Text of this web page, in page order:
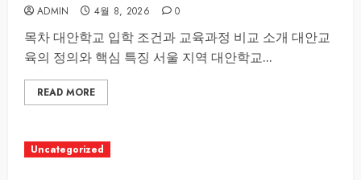
ADMIN 4월 8, 2026 0
목차 대안학교 입학 조건과 교육과정 비교 소개 대안교
육의 정의와 핵심 특징 서울 지역 대안학교...
READ MORE
Uncategorized